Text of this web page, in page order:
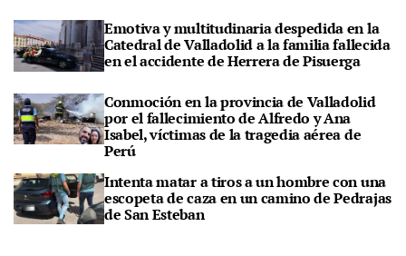
Emotiva y multitudinaria despedida en la
Catedral de Valladolid a la familia fallecida
en el accidente de Herrera de Pisuerga
Conmoción en la provincia de Valladolid
por el fallecimiento de Alfredo y Ana
Isabel, víctimas de la tragedia aérea de
Perú
Intenta matar a tiros a un hombre con una
escopeta de caza en un camino de Pedrajas
de San Esteban